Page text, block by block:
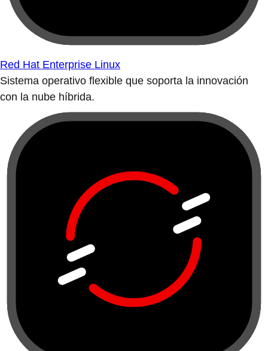
Red Hat Enterprise Linux
Sistema operativo flexible que soporta la innovación
con la nube híbrida.